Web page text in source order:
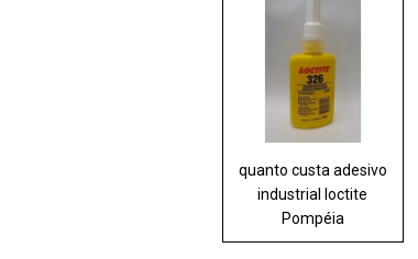
quanto custa adesivo
industrial loctite
Pompéia